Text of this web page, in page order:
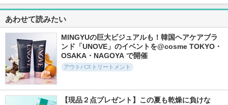
あわせて読みたい
MINGYUの巨大ビジュアルも！韓国ヘアケアブラ
ンド「UNOVE」のイベントを@cosme TOKYO・
OSAKA・NAGOYA で開催
アウトバストリートメント
【現品２点プレゼント】この夏も乾燥に負けな